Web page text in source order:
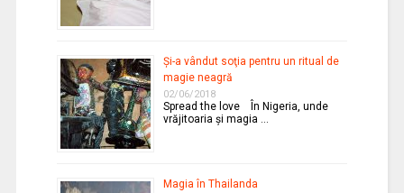
Şi-a vândut soţia pentru un ritual de
magie neagră
02/06/2018
Spread the love În Nigeria, unde
vrăjitoaria şi magia …
Magia în Thailanda